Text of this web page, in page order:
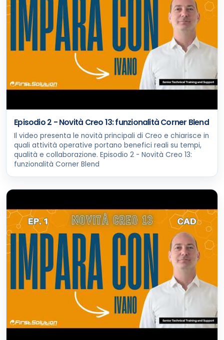
Episodio 2 - Novità Creo 13: funzionalità Corner Blend
Il video presenta le novità principali di Creo e chiarisce in
quali attività operative portano benefici reali su tempi,
qualità e collaborazione. Episodio 2 - Novità Creo 13:
funzionalità Corner Blend